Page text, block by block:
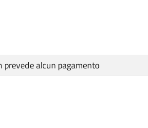
prevede alcun pagamento